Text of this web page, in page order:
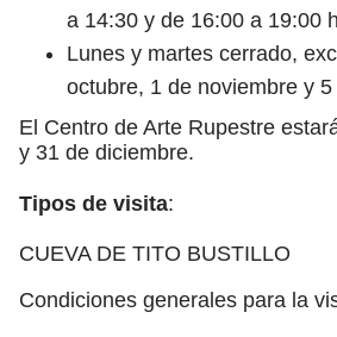
a 14:30 y de 16:00 a 19:00
Lunes y martes cerrado,
octubre, 1 de noviembre y
El Centro de Arte Rupestre
y 31 de diciembre.
Tipos de visita:
CUEVA DE TITO BUSTILLO
Condiciones generales para la